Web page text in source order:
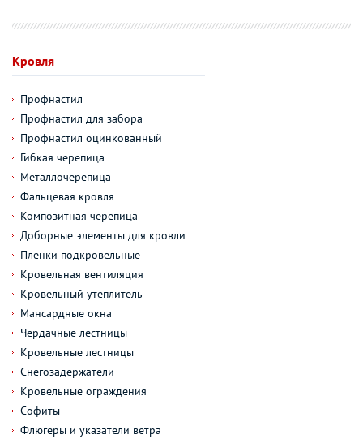
Кровля
Профнастил
Профнастил для забора
Профнастил оцинкованный
Гибкая черепица
Металлочерепица
Фальцевая кровля
Композитная черепица
Доборные элементы для кровли
Пленки подкровельные
Кровельная вентиляция
Кровельный утеплитель
Мансардные окна
Чердачные лестницы
Кровельные лестницы
Снегозадержатели
Кровельные ограждения
Софиты
Флюгеры и указатели ветра